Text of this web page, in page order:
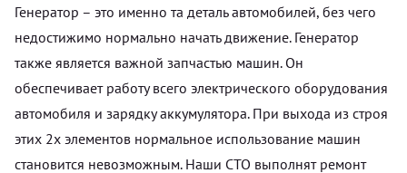
Генератор – это именно та деталь автомобилей, без чего
недостижимо нормально начать движение. Генератор
также является важной запчастью машин. Он
обеспечивает работу всего электрического оборудования
автомобиля и зарядку аккумулятора. При выхода из строя
этих 2х элементов нормальное использование машин
становится невозможным. Наши СТО выполнят ремонт